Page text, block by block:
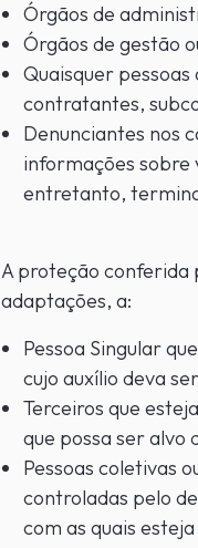
Órgãos de
Órgãos de gestão
Quaisquer
contratantes,
Denunciantes nos
informações sobre
entretanto,
A proteção conferida
adaptações, a:
Pessoa Singular
cujo auxílio deva
Terceiros que
que possa ser
Pessoas coletivas
controladas pelo
com as quais